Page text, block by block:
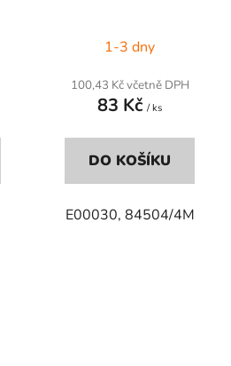
1-3 dny
100,43 Kč včetně DPH
83 Kč / ks
DO KOŠÍKU
E00030, 84504/4M